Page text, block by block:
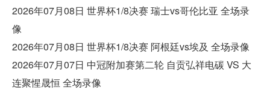
2026年07月08日 世界杯1/8决赛 瑞士vs哥伦比亚 全场录
像
2026年07月08日 世界杯1/8决赛 阿根廷vs埃及 全场录像
2026年07月07日 中冠附加赛第二轮 自贡弘祥电碳 VS 大
连聚惺晟恒 全场录像